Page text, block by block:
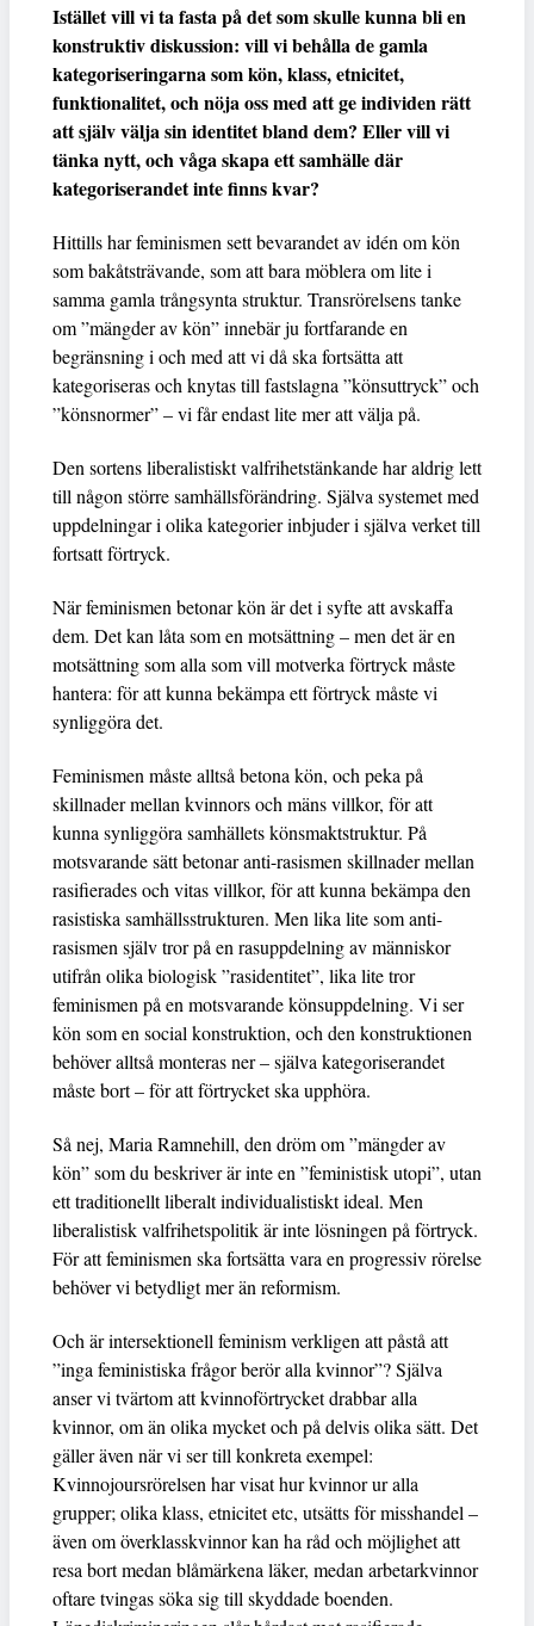
Istället vill vi ta fasta på det som skulle kunna bli en
konstruktiv diskussion: vill vi behålla de gamla
kategoriseringarna som kön, klass, etnicitet,
funktionalitet, och nöja oss med att ge individen rätt
att själv välja sin identitet bland dem? Eller vill vi
tänka nytt, och våga skapa ett samhälle där
kategoriserandet inte finns kvar?
Hittills har feminismen sett bevarandet av idén om kön
som bakåtsträvande, som att bara möblera om lite i
samma gamla trångsynta struktur. Transrörelsens tanke
om ”mängder av kön” innebär ju fortfarande en
begränsning i och med att vi då ska fortsätta att
kategoriseras och knytas till fastslagna ”könsuttryck” och
”könsnormer” – vi får endast lite mer att välja på.
Den sortens liberalistiskt valfrihetstänkande har aldrig lett
till någon större samhällsförändring. Själva systemet med
uppdelningar i olika kategorier inbjuder i själva verket till
fortsatt förtryck.
När feminismen betonar kön är det i syfte att avskaffa
dem. Det kan låta som en motsättning – men det är en
motsättning som alla som vill motverka förtryck måste
hantera: för att kunna bekämpa ett förtryck måste vi
synliggöra det.
Feminismen måste alltså betona kön, och peka på
skillnader mellan kvinnors och mäns villkor, för att
kunna synliggöra samhällets könsmaktstruktur. På
motsvarande sätt betonar anti-rasismen skillnader mellan
rasifierades och vitas villkor, för att kunna bekämpa den
rasistiska samhällsstrukturen. Men lika lite som anti-
rasismen själv tror på en rasuppdelning av människor
utifrån olika biologisk ”rasidentitet”, lika lite tror
feminismen på en motsvarande könsuppdelning. Vi ser
kön som en social konstruktion, och den konstruktionen
behöver alltså monteras ner – själva kategoriserandet
måste bort – för att förtrycket ska upphöra.
Så nej, Maria Ramnehill, den dröm om ”mängder av
kön” som du beskriver är inte en ”feministisk utopi”, utan
ett traditionellt liberalt individualistiskt ideal. Men
liberalistisk valfrihetspolitik är inte lösningen på förtryck.
För att feminismen ska fortsätta vara en progressiv rörelse
behöver vi betydligt mer än reformism.
Och är intersektionell feminism verkligen att påstå att
”inga feministiska frågor berör alla kvinnor”? Själva
anser vi tvärtom att kvinnoförtrycket drabbar alla
kvinnor, om än olika mycket och på delvis olika sätt. Det
gäller även när vi ser till konkreta exempel:
Kvinnojoursrörelsen har visat hur kvinnor ur alla
grupper; olika klass, etnicitet etc, utsätts för misshandel –
även om överklasskvinnor kan ha råd och möjlighet att
resa bort medan blåmärkena läker, medan arbetarkvinnor
oftare tvingas söka sig till skyddade boenden.